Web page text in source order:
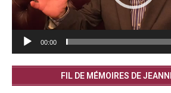
00:00
FIL DE MÉMOIRES DE